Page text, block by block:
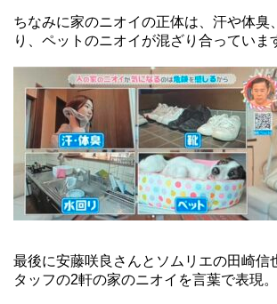
ちなみに家のニオイの正体は、汗や体臭
り、ペットのニオイが混ざり合っていま
最後に安藤咲良さんとソムリエの田崎信
タッフの2軒の家のニオイを言葉で表現。